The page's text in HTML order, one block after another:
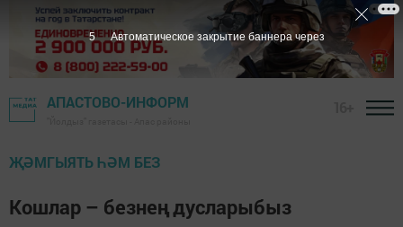
АПАСТОВО-ИНФОРМ
ҖӘМГЫЯТЬ ҺӘМ БЕЗ
Кошлар – безнең дусларыбыз
5 Автоматическое закрытие баннера через